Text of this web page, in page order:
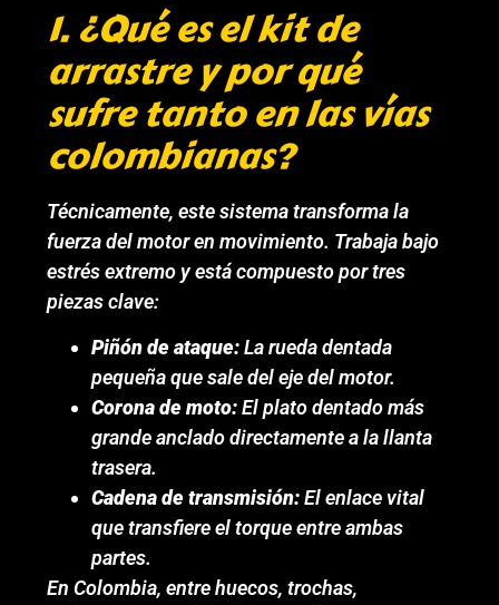
1. ¿Qué es el kit de
arrastre y por qué
sufre tanto en las vías
colombianas?
Técnicamente, este sistema transforma la
fuerza del motor en movimiento. Trabaja bajo
estrés extremo y está compuesto por tres
piezas clave:
Piñón de ataque:La rueda dentada
pequeña que sale del eje del motor.
Corona de moto:El plato dentado más
grande anclado directamente a la llanta
trasera.
Cadena de transmisión:El enlace vital
que transfiere el torque entre ambas
partes.
En Colombia, entre huecos, trochas,